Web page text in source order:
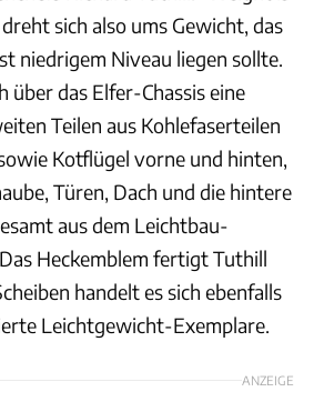
sich also ums Gewicht, das
niedrigem Niveau liegen sollte.
über das Elfer-Chassis eine
Teilen aus Kohlefaserteilen
Kotflügel vorne und hinten,
Türen, Dach und die hintere
aus dem Leichtbau-
Heckemblem fertigt Tuthill
handelt es sich ebenfalls
Leichtgewicht-Exemplare.
ANZEIGE